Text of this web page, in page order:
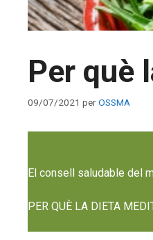
Per què
09/07/2021 perOSSMA
El consell saludable del
PER QUÈ LA DIETA